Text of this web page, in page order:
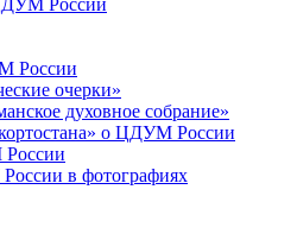
России
России
очерки»
духовное собрание»
о ЦДУМ России
в фотографиях